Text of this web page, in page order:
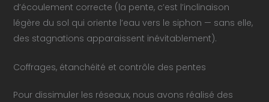
d’écoulement correcte (la pente, c’est l’inclinaison
légère du sol qui oriente l’eau vers le siphon — sans elle,
des stagnations apparaissent inévitablement).
Coffrages, étanchéité et contrôle des pentes
Pour dissimuler les réseaux, nous avons réalisé des